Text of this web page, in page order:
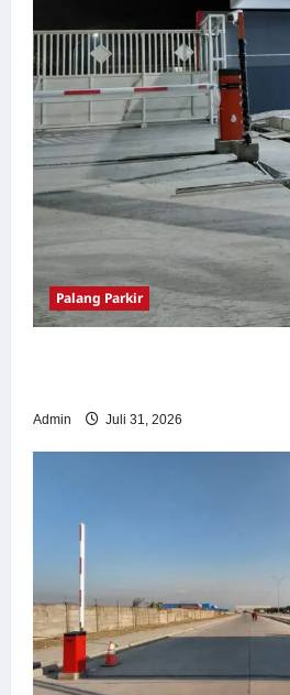
Palang Parkir
Admin Juli 31, 2026